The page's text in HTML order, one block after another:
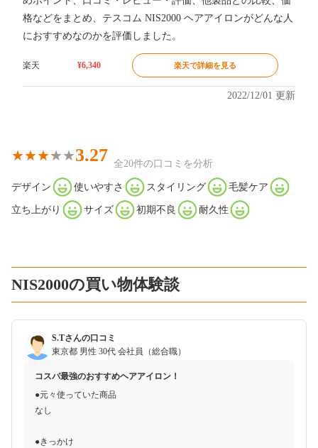
格などをまとめ、テスコム NIS2000 ヘアアイロンがどんな人
におすすめなのかを評価しました。
楽天 ¥6,340 楽天で詳細を見る
2022/12/01 更新
3.27 全20件の口コミを分析
デザイン 使いやすさ スタイリング 毛髪ケア
立ち上がり サイズ 初期不良 耐久性
NIS2000の買い物体験談
S.Tさんの口コミ
東京都 男性 30代 会社員（総合職）
コスパ最強のおすすめヘアアイロン！
●元々使っていた商品
なし
●きっかけ